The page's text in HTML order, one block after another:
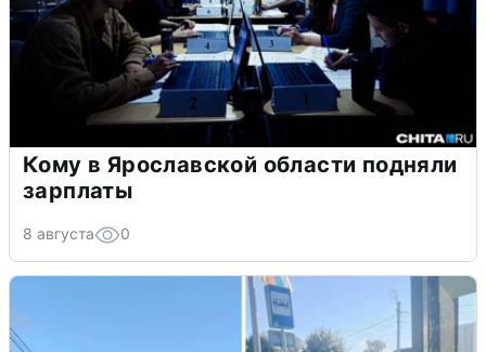
Кому в Ярославской области подняли
зарплаты
8 августа 0